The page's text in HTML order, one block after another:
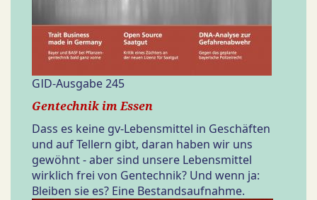
GID-Ausgabe 245
Gentechnik im Essen
Dass es keine gv-Lebensmittel in Geschäften
und auf Tellern gibt, daran haben wir uns
gewöhnt - aber sind unsere Lebensmittel
wirklich frei von Gentechnik? Und wenn ja:
Bleiben sie es? Eine Bestandsaufnahme.